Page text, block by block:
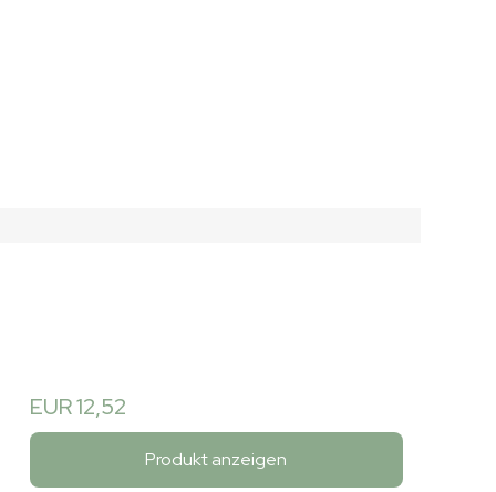
EUR 12,52
Produkt anzeigen